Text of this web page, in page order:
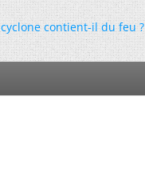
contient-il du feu ?